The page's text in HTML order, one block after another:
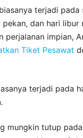
terjadi pada
pekan, dan hari libur
perjalanan impian,
Tiket Pesawat
terjadi pada
mungkin tutup